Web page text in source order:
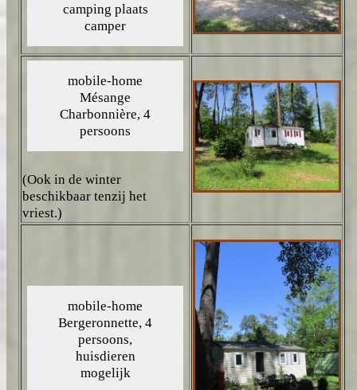
(Ook in de winter
beschikbaar tenzij het
vriest.)